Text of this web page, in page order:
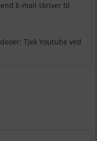
E-mail skriver til
Tjek Youtube ved